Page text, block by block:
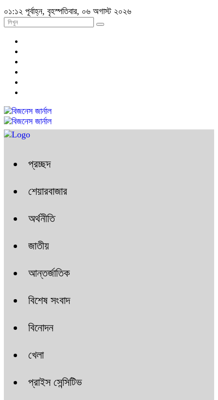
০১:১২ পূর্বাহ্ন, বৃহস্পতিবার, ০৬ অগাস্ট ২০২৬
প্রচ্ছদ
শেয়ারবাজার
অর্থনীতি
জাতীয়
আন্তর্জাতিক
বিশেষ সংবাদ
বিনোদন
খেলা
প্রাইস সেন্সিটিভ